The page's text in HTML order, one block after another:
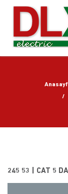
245 53 | CAT 5